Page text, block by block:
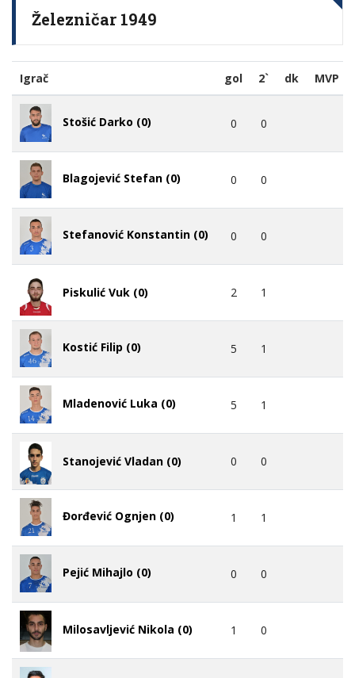
Železničar 1949
Igrač gol 2` dk MVP
Stošić Darko (0) 0 0
Blagojević Stefan (0) 0 0
Stefanović Konstantin (0) 0 0
Piskulić Vuk (0) 2 1
Kostić Filip (0) 5 1
Mladenović Luka (0) 5 1
Stanojević Vladan (0) 0 0
Đorđević Ognjen (0) 1 1
Pejić Mihajlo (0) 0 0
Milosavljević Nikola (0) 1 0